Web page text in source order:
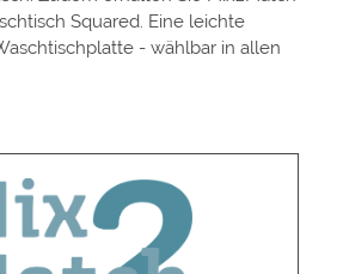
Squared. Eine leichte
- wählbar in allen